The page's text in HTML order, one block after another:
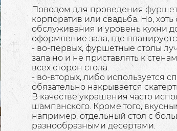
Поводом для проведения
корпоратив или свадьба. Но,
обслуживания и уровень кухни
оформление зала, где
- во-первых, фуршетные столы
зала но и не приставлять к
всех сторон стола.
- во-вторых, либо используется
обязательно накрывается
В качестве украшения часто
шампанского. Кроме того,
например, отдельный стол с
разнообразными десертами.